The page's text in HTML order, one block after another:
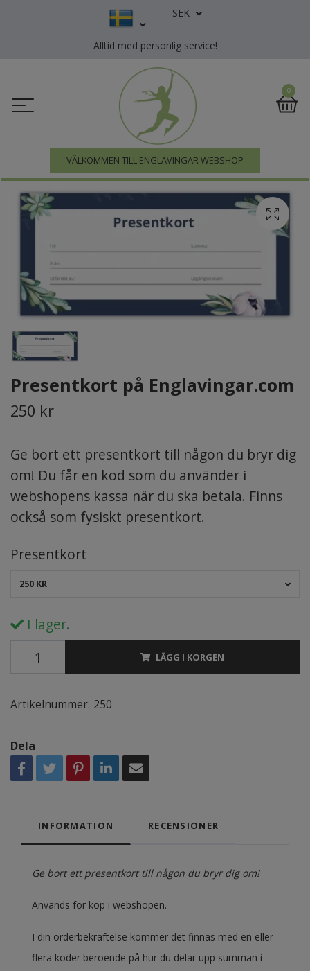
SEK
Alltid med personlig service!
VÄLKOMMEN TILL ENGLAVINGAR WEBSHOP
0
Presentkort på Englavingar.com
250 kr
Ge bort ett presentkort till någon du bryr dig
om! Du får en kod som du använder i
webshopens kassa när du ska betala. Finns
också som fysiskt presentkort.
Presentkort
250 KR
I lager.
LÄGG I KORGEN
Artikelnummer: 250
Dela
INFORMATION RECENSIONER
Ge bort ett presentkort till någon du bryr dig om!
Används för köp i webshopen.
I din orderbekräftelse kommer det finnas med en eller
flera koder beroende på hur du delar upp summan i